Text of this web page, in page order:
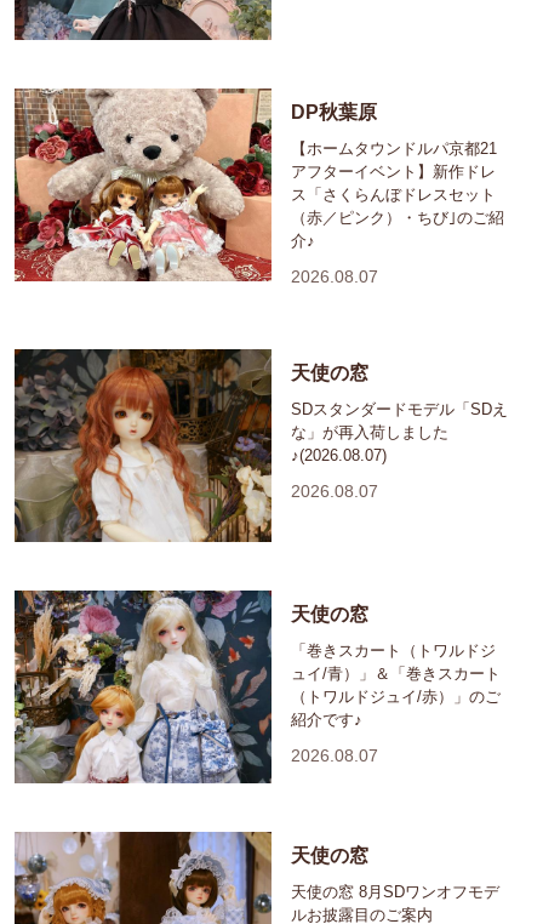
DP秋葉原
【ホームタウンドルパ京都21
アフターイベント】新作ドレ
ス「さくらんぼドレスセット
（赤／ピンク）・ちび｣のご紹
介♪
2026.08.07
天使の窓
SDスタンダードモデル「SDえ
な」が再入荷しました
♪(2026.08.07)
2026.08.07
天使の窓
「巻きスカート（トワルドジ
ュイ/青）」＆「巻きスカート
（トワルドジュイ/赤）」のご
紹介です♪
2026.08.07
天使の窓
天使の窓 8月SDワンオフモデ
ルお披露目のご案内